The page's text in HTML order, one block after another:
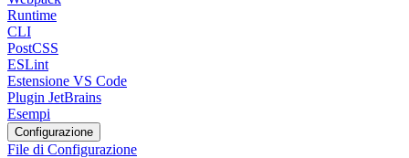
Runtime
CLI
PostCSS
ESLint
Estensione VS Code
Plugin JetBrains
Esempi
Configurazione
File di Configurazione